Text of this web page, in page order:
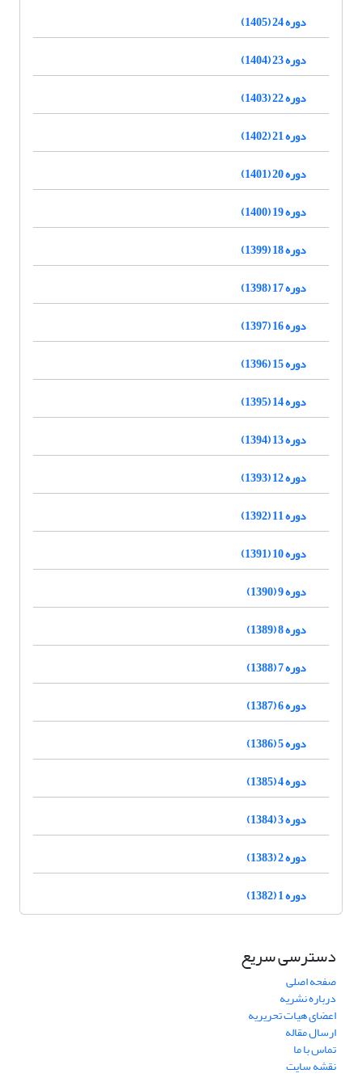
دوره 24 (1405)
دوره 23 (1404)
دوره 22 (1403)
دوره 21 (1402)
دوره 20 (1401)
دوره 19 (1400)
دوره 18 (1399)
دوره 17 (1398)
دوره 16 (1397)
دوره 15 (1396)
دوره 14 (1395)
دوره 13 (1394)
دوره 12 (1393)
دوره 11 (1392)
دوره 10 (1391)
دوره 9 (1390)
دوره 8 (1389)
دوره 7 (1388)
دوره 6 (1387)
دوره 5 (1386)
دوره 4 (1385)
دوره 3 (1384)
دوره 2 (1383)
دوره 1 (1382)
دسترسی سریع
صفحه اصلی
درباره نشریه
اعضای هیات تحریریه
ارسال مقاله
تماس با ما
نقشه سایت